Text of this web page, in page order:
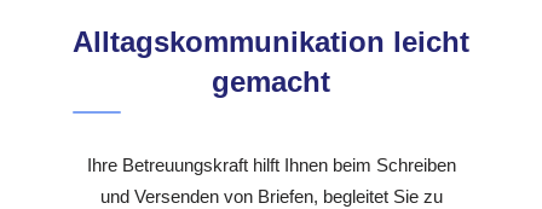
Alltagskommunikation leicht
gemacht
Ihre Betreuungskraft hilft Ihnen beim Schreiben
und Versenden von Briefen, begleitet Sie zu